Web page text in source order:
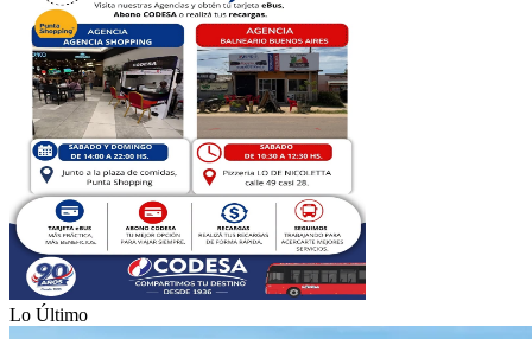
Lo Último